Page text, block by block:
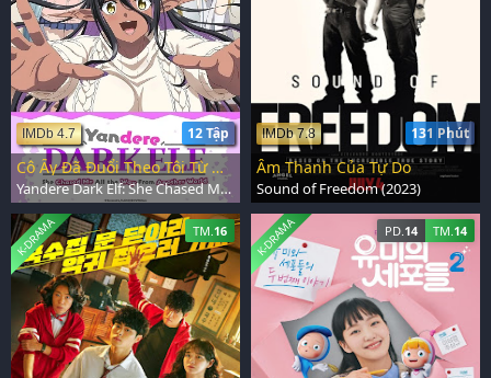
12 Tập
IMDb 4.7
Cô Ấy Đã Đuổi Theo Tôi Từ Một Thế Giới Khác
Yandere Dark Elf: She Chased Me All the Way From Another World (2025)
131 Phút
IMDb 7.8
Âm Thanh Của Tự Do
Sound of Freedom (2023)
TM. 16
K-DRAMA PD. 14 TM. 14
K-DRAMA